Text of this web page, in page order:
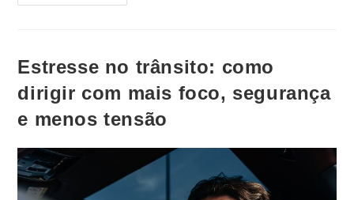
Estresse no trânsito: como
dirigir com mais foco, segurança
e menos tensão